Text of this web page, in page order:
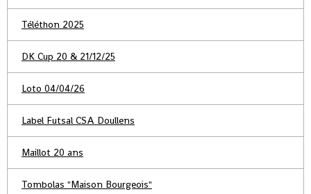
Téléthon 2025
DK Cup 20 & 21/12/25
Loto 04/04/26
Label Futsal CSA Doullens
Maillot 20 ans
Tombolas "Maison Bourgeois"